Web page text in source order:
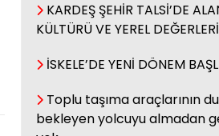
Öznur KALENDER
Şimdi anladınız
neden sürekli
takımı satın
Hakan KUBİLAY
KARDEŞ ŞEHİR TALSİ’DE
KÜLTÜRÜ VE YEREL
İSKELE’DE YENİ DÖNEM
Toplu taşıma araçlarının
bekleyen yolcuyu almadan